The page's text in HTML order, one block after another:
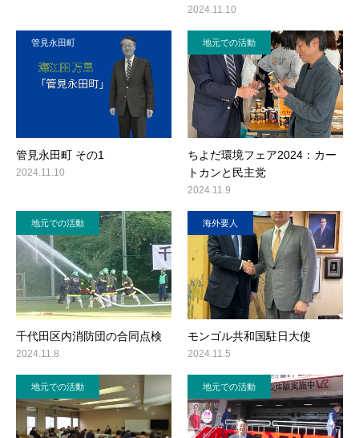
2024.11.10
管見永田町
管見永田町 その1
2024.11.10
地元での活動
ちよだ環境フェア2024：カー
トカンと民主党
2024.11.9
地元での活動
千代田区内消防団の合同点検
2024.11.8
海外要人
モンゴル共和国駐日大使
2024.11.5
地元での活動 地元での活動